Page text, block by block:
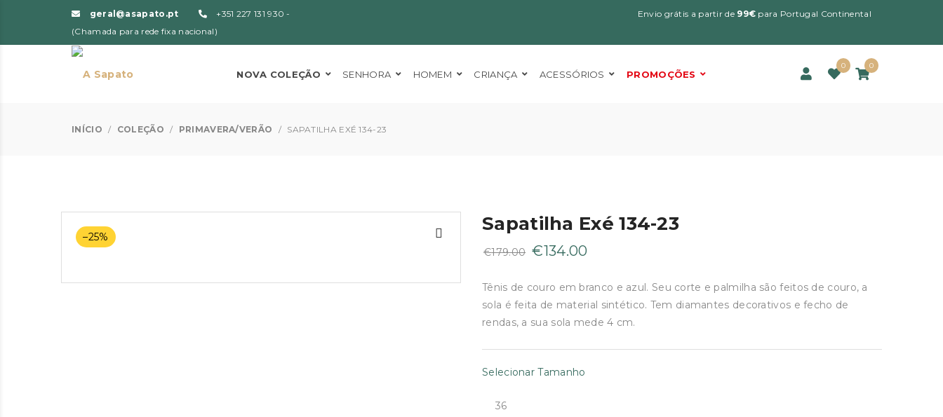
geral@asapato.pt
+351 227 131 930 -
(Chamada para rede fixa nacional)
Envio grátis a partir de 99€ para Portugal Continental
NOVA COLEÇÃO SENHORA HOMEM CRIANÇA ACESSÓRIOS PROMOÇÕES
0 0
INÍCIO / COLEÇÃO / PRIMAVERA/VERÃO / SAPATILHA EXÉ 134-23
–25%
Sapatilha Exé 134-23
€179.00 O
original
era:
€179.00.
€134.00
atual
é:
€134.00.
Tênis de couro em branco e azul. Seu corte e palmilha são feitos de couro, a
sola é feita de material sintético. Tem diamantes decorativos e fecho de
rendas, a sua sola mede 4 cm.
Selecionar Tamanho
36